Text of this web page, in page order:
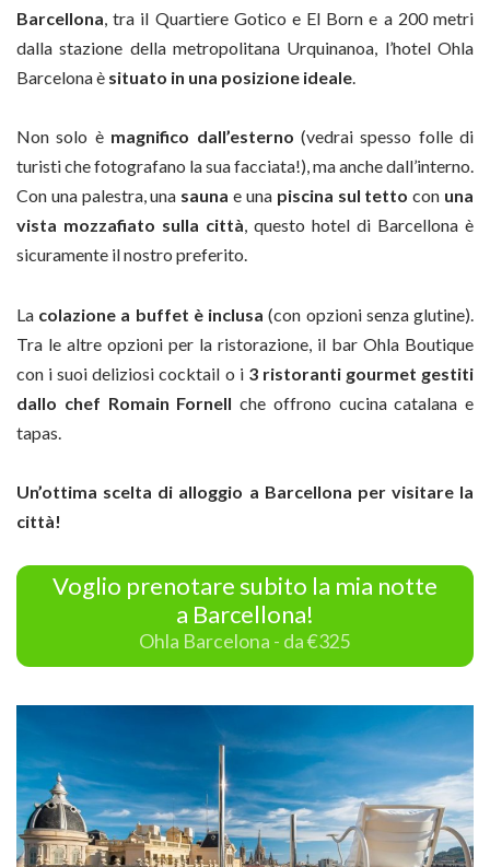
Barcellona , tra il Quartiere Gotico e El Born e a 200 metri
dalla stazione della metropolitana Urquinanoa, l’hotel Ohla
Barcelona è situato in una posizione ideale
Non solo è magnifico dall’esterno (vedrai spesso folle di
turisti che fotografano la sua facciata!), ma anche dall’interno.
Con una palestra, una sauna e una piscina sul tetto con una
vista mozzafiato sulla città, questo hotel di Barcellona è
sicuramente il nostro preferito.
La colazione a buffet è inclusa (con opzioni senza glutine).
Tra le altre opzioni per la ristorazione, il bar Ohla Boutique
con i suoi deliziosi cocktail o i 3 ristoranti gourmet gestiti
dallo chef Romain Fornell che offrono cucina catalana e
tapas.
Un’ottima scelta di alloggio a Barcellona per visitare la
città!
Voglio prenotare subito la mia notte
a Barcellona!
Ohla Barcelona - da €325